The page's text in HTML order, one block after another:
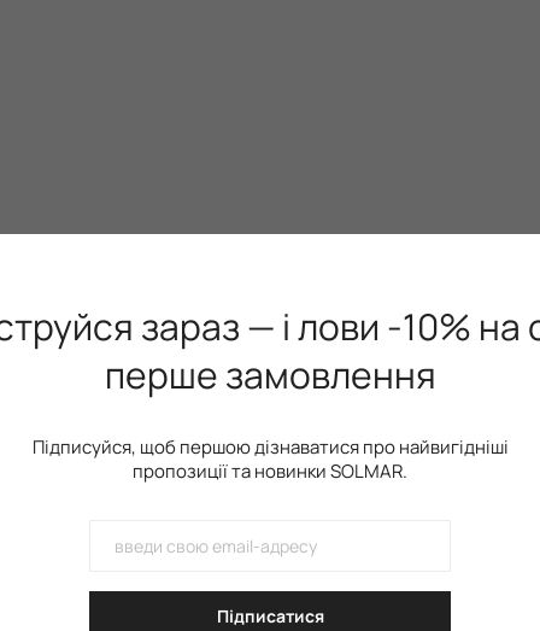
зараз — і лови -10% на
перше замовлення
Підписуйся, щоб першою дізнаватися про найвигідніші
пропозиції та новинки SOLMAR.
Підписатися